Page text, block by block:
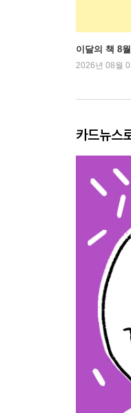
이달의 책 8
2026년 08월
카드뉴스